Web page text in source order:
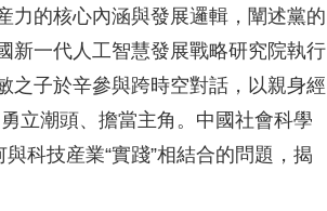
力的核心內涵與發展邏輯，闡述黨的
新一代人工智慧發展戰略研究院執行
之子於辛參與跨時空對話，以親身經
立潮頭、擔當主角。中國社會科學
科技産業“實踐”相結合的問題，揭